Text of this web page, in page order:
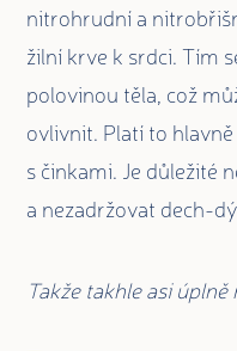
nitrohrudní a
žilní krve k srdci. Tím
polovinou těla, což
ovlivnit. Platí to
s činkami. Je důležité
a nezadržovat dech-
Takže takhle asi úplně